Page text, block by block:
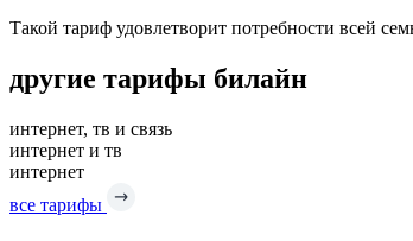
Такой тариф удовлетворит потребности всей
другие тарифы билайн
интернет, тв и связь
интернет и тв
интернет
все тарифы